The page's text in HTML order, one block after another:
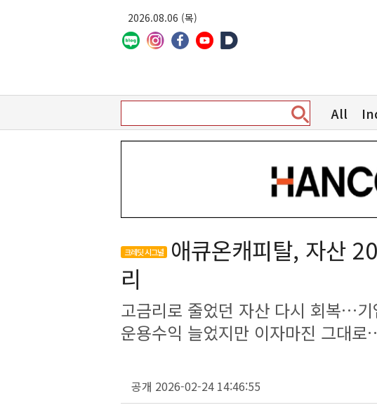
2026.08.06 (목)
All
크레딧 시그널
애큐온캐피탈, 자산
리
고금리로 줄었던 자산 다시 회복…
운용수익 늘었지만 이자마진 그대
공개 2026-02-24 14:46:55